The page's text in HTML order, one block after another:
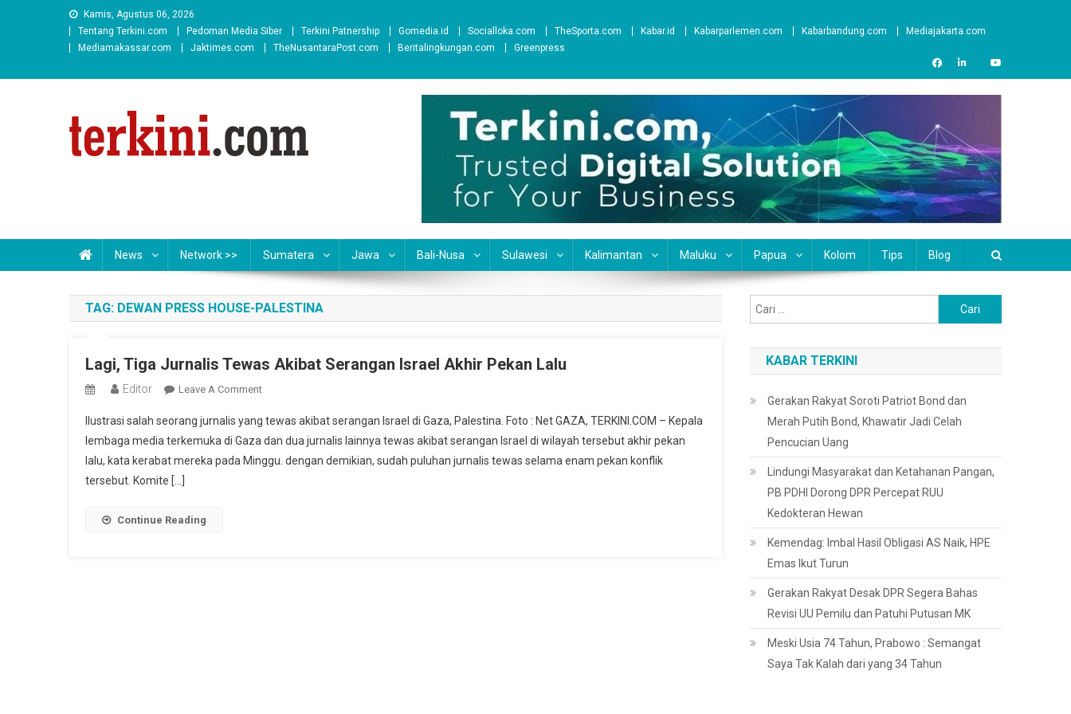
Kamis, Agustus 06, 2026
Tentang Terkini.com
Pedoman Media Siber Terkini Patnership Gomedia.id Socialloka.com TheSporta.com Kabar.id Kabarparlemen.com Kabarbandung.com
Mediajakarta.com
Mediamakassar.com
Jaktimes.com TheNusantaraPost.com Beritalingkungan.com Greenpress
News Network >> Sumatera Jawa Bali-Nusa Sulawesi Kalimantan Maluku Papua Kolom Tips Blog
TAG: DEWAN PRESS HOUSE-PALESTINA
Lagi, Tiga Jurnalis Tewas Akibat Serangan Israel Akhir Pekan Lalu
Editor Leave A CommentOn
Tiga
Jurnalis
Tewas
Ilustrasi salah seorang jurnalis yang tewas akibat serangan Israel di Gaza, Palestina. Foto : Net GAZA, TERKINI.COM – Kepala
lembaga media terkemuka di Gaza dan dua jurnalis lainnya tewas akibat serangan Israel di wilayah tersebut akhir pekan
lalu, kata kerabat mereka pada Minggu. dengan demikian, sudah puluhan jurnalis tewas selama enam pekan konflik
tersebut. Komite […]
Continue Reading
untuk:
KABAR TERKINI
Gerakan Rakyat Soroti Patriot Bond dan
Merah Putih Bond, Khawatir Jadi Celah
Pencucian Uang
Lindungi Masyarakat dan Ketahanan Pangan,
PB PDHI Dorong DPR Percepat RUU
Kedokteran Hewan
Kemendag: Imbal Hasil Obligasi AS Naik, HPE
Emas Ikut Turun
Gerakan Rakyat Desak DPR Segera Bahas
Revisi UU Pemilu dan Patuhi Putusan MK
Meski Usia 74 Tahun, Prabowo : Semangat
Saya Tak Kalah dari yang 34 Tahun